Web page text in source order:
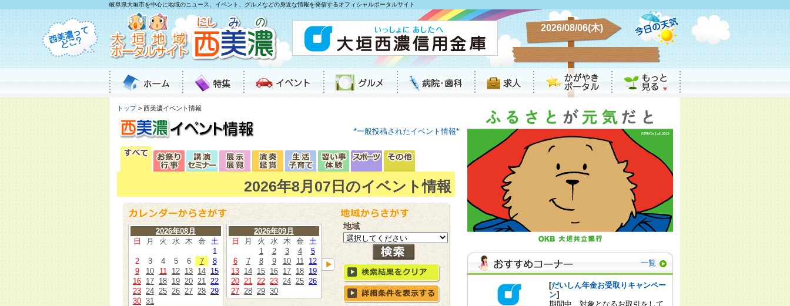
岐阜県大垣市を中心に地域のニュース、イベント、グルメなどの身近な情報を発信するオフィシャルポータルサイト
2026/08/06(木)
トップ> 西美濃イベント情報
*一般投稿されたイベント情報*
2026年8月07日のイベント情報
2026年08月
日
月 火 水 木 金
土
1
2
3 4 5 6 7
8
9
10 11 12 13 14 15
16 17 18 19 20 21 22
23 24 25 26 27 28 29
30 31
2026年09月
日
月 火 水 木 金
土
1
2 3 4
5
6
7 8 9 10 11
12
13 14 15 16 17 18 19
20 21 22 23 24 25 26
27 28 29 30
地域